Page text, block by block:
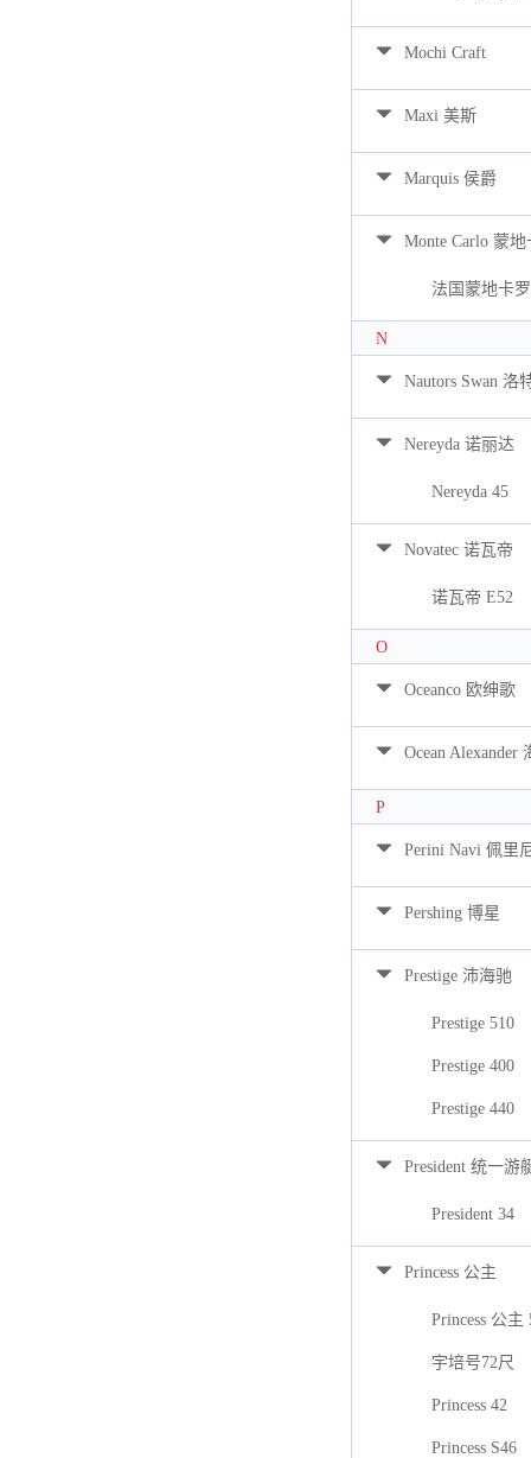
Mochi Craft
Maxi 美斯
Marquis 侯爵
Monte Carlo 蒙地
法国蒙地卡
N
Nautors Swan 洛
Nereyda 诺丽达
Nereyda 45
Novatec 诺瓦帝
诺瓦帝 E52
O
Oceanco 欧绅歌
Ocean Alexander
P
Perini Navi 佩里
Pershing 博星
Prestige 沛海驰
Prestige 510
Prestige 400
Prestige 440
President 统一游
President 34
Princess 公主
Princess 公主
宇培号72尺
Princess 42
Princess S46